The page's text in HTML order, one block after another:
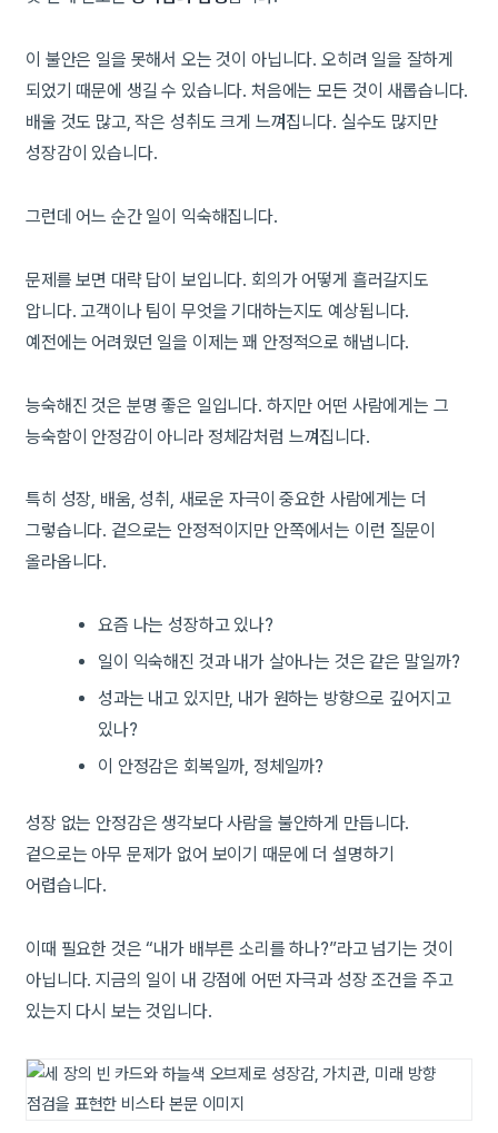
이 불안은 일을 못해서 오는 것이 아닙니다. 오히려 일을 잘하게
되었기 때문에 생길 수 있습니다. 처음에는 모든 것이 새롭습니다.
배울 것도 많고, 작은 성취도 크게 느껴집니다. 실수도 많지만
성장감이 있습니다.
그런데 어느 순간 일이 익숙해집니다.
문제를 보면 대략 답이 보입니다. 회의가 어떻게 흘러갈지도
압니다. 고객이나 팀이 무엇을 기대하는지도 예상됩니다.
예전에는 어려웠던 일을 이제는 꽤 안정적으로 해냅니다.
능숙해진 것은 분명 좋은 일입니다. 하지만 어떤 사람에게는 그
능숙함이 안정감이 아니라 정체감처럼 느껴집니다.
특히 성장, 배움, 성취, 새로운 자극이 중요한 사람에게는 더
그렇습니다. 겉으로는 안정적이지만 안쪽에서는 이런 질문이
올라옵니다.
요즘 나는 성장하고 있나?
일이 익숙해진 것과 내가 살아나는 것은 같은 말일까?
성과는 내고 있지만, 내가 원하는 방향으로 깊어지고
있나?
이 안정감은 회복일까, 정체일까?
성장 없는 안정감은 생각보다 사람을 불안하게 만듭니다.
겉으로는 아무 문제가 없어 보이기 때문에 더 설명하기
어렵습니다.
이때 필요한 것은 “내가 배부른 소리를 하나?”라고 넘기는 것이
아닙니다. 지금의 일이 내 강점에 어떤 자극과 성장 조건을 주고
있는지 다시 보는 것입니다.